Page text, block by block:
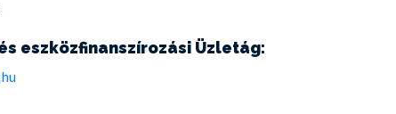
eszközfinanszírozási Üzletág: